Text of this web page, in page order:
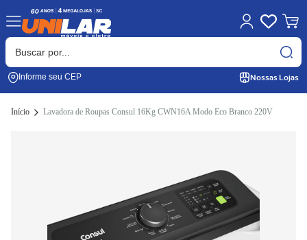
Informe seu CEP Nossas Lojas
Início Lavadora de Roupas Consul 16Kg CWN16A Modo Eco Branco 220V